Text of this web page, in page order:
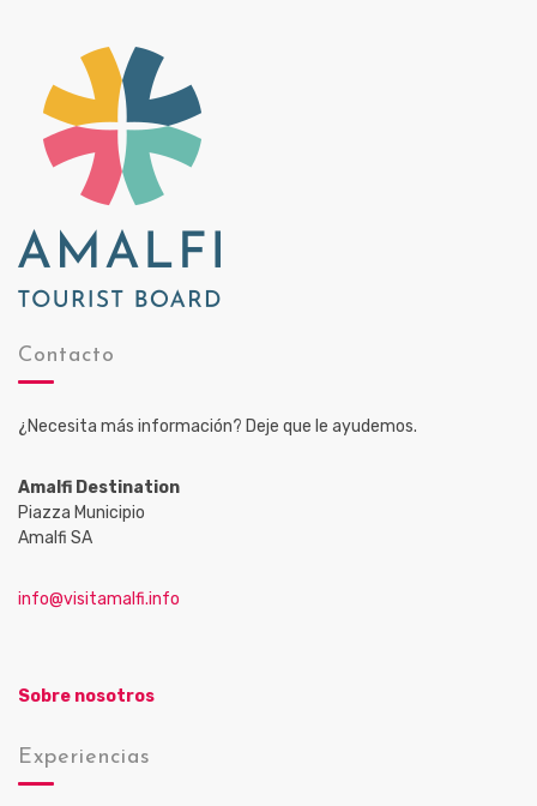
Contacto
¿Necesita más información? Deje que le ayudemos.
Amalfi Destination
Piazza Municipio
Amalfi SA
info@visitamalfi.info
Sobre nosotros
Experiencias